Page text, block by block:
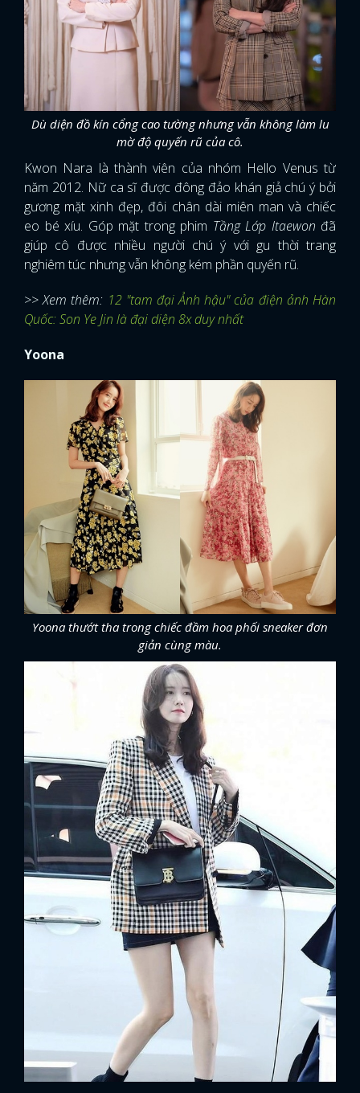
FACEBOOK GOOGLE
Dù diện đồ kín cổng cao tường nhưng vẫn không làm lu
mờ độ quyến rũ của cô.
Kwon Nara là thành viên của nhóm Hello Venus từ
năm 2012. Nữ ca sĩ được đông đảo khán giả chú ý bởi
gương mặt xinh đẹp, đôi chân dài miên man và chiếc
eo bé xíu. Góp mặt trong phim Tầng Lớp Itaewon đã
giúp cô được nhiều người chú ý với gu thời trang
nghiêm túc nhưng vẫn không kém phần quyến rũ.
>> Xem thêm: 12 "tam đại Ảnh hậu" của điện ảnh Hàn
Quốc: Son Ye Jin là đại diện 8x duy nhất
Yoona
Yoona thướt tha trong chiếc đầm hoa phối sneaker đơn
giản cùng màu.